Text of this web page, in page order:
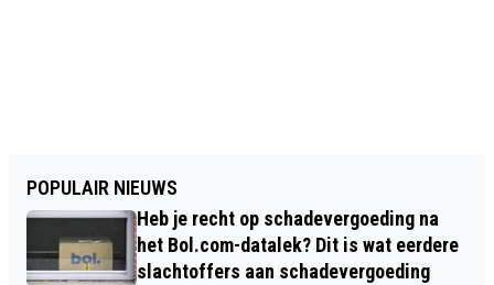
POPULAIR NIEUWS
Heb je recht op schadevergoeding na
het Bol.com-datalek? Dit is wat eerdere
slachtoffers aan schadevergoeding